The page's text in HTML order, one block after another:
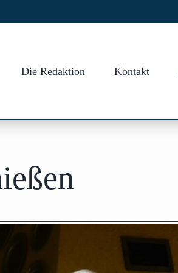
Die Redaktion Kontakt